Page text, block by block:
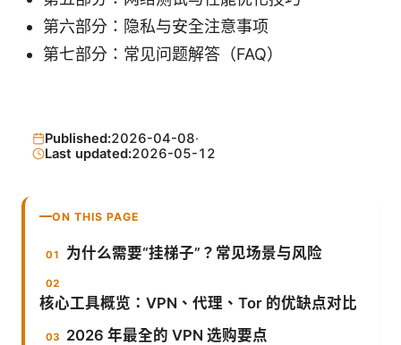
第六部分：隐私与安全注意事项
第七部分：常见问题解答（FAQ）
Published:2026-04-08·
Last updated:2026-05-12
ON THIS PAGE
为什么需要“挂梯子”？常见场景与风险
核心工具概览：VPN、代理、Tor 的优缺点对比
2026 年最全的 VPN 选购要点